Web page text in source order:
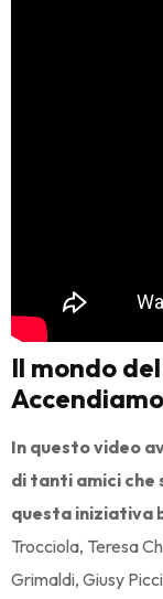
Il mondo
In questo video
di tanti amici che
questa iniziativa
Trocciola, Teresa
Grimaldi, Giusy